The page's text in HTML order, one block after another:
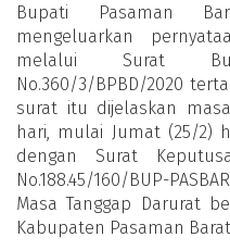
Bupati Pasaman
mengeluarkan
melalui Surat
No.360/3/BPBD/2020
surat itu dijelaskan
hari, mulai Jumat (25/2)
dengan Surat
No.188.45/160/BUP-
Masa Tanggap Darurat
Kabupaten Pasaman